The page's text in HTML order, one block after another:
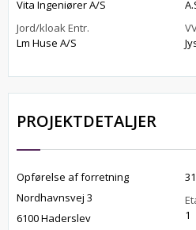
Vita Ingeniører A/S
Jord/kloak Entr.
Lm Huse A/S
PROJEKTDETALJER
Opførelse af forretning
Nordhavnsvej 3
6100 Haderslev
1